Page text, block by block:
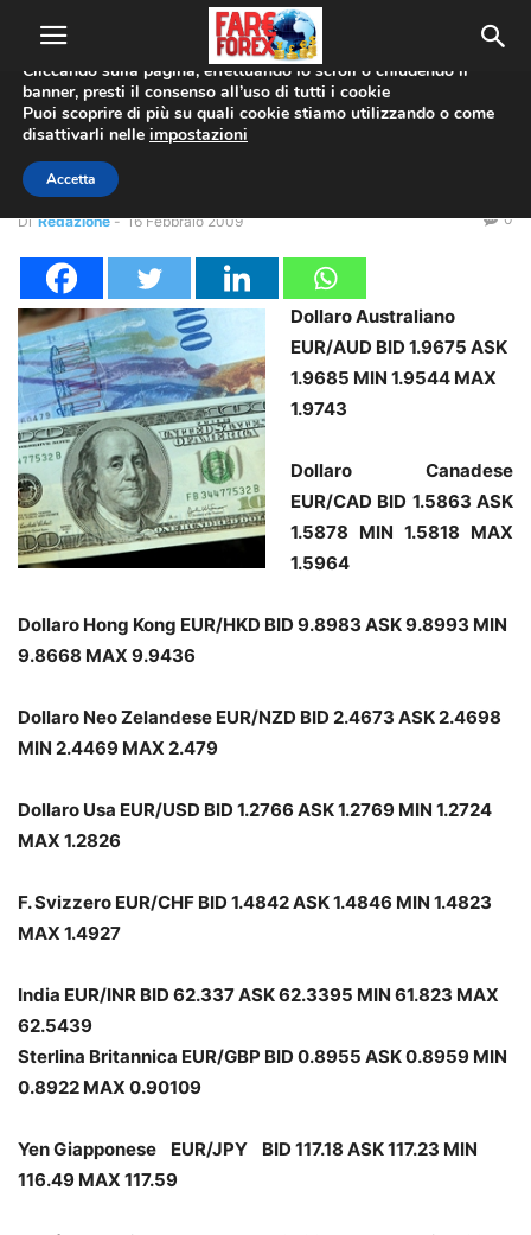
Home Coppie Valute EUR/GBP
Coppie Valute EUR/GBP Forex News
Report: max&min intraday
Di Redazione - 16 Febbraio 2009 0
Dollaro Australiano
EUR/AUD BID 1.9675 ASK
1.9685 MIN 1.9544 MAX
1.9743
Dollaro Canadese
EUR/CAD BID 1.5863 ASK
1.5878 MIN 1.5818 MAX
1.5964
Dollaro Hong Kong EUR/HKD BID 9.8983 ASK 9.8993 MIN
9.8668 MAX 9.9436
Dollaro Neo Zelandese EUR/NZD BID 2.4673 ASK 2.4698
MIN 2.4469 MAX 2.479
Dollaro Usa EUR/USD BID 1.2766 ASK 1.2769 MIN 1.2724
MAX 1.2826
F. Svizzero EUR/CHF BID 1.4842 ASK 1.4846 MIN 1.4823
MAX 1.4927
India EUR/INR BID 62.337 ASK 62.3395 MIN 61.823 MAX
62.5439
Sterlina Britannica EUR/GBP BID 0.8955 ASK 0.8959 MIN
0.8922 MAX 0.90109
Yen Giapponese EUR/JPY BID 117.18 ASK 117.23 MIN
116.49 MAX 117.59
Utilizziamo i cookie per offrirti la migliore esperienza sul nostro
sito web.
Cliccando sulla pagina, effettuando lo scroll o chiudendo il
banner, presti il consenso all’uso di tutti i cookie
Puoi scoprire di più su quali cookie stiamo utilizzando o come
disattivarli nelle impostazioni
Accetta